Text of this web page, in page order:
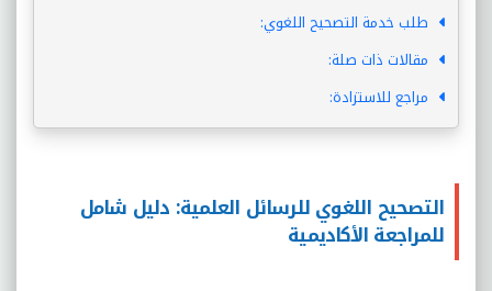
طلب خدمة التصحيح اللغوي:
مقالات ذات صلة:
مراجع للاستزادة:
التصحيح اللغوي للرسائل العلمية: دليل شامل
للمراجعة الأكاديمية